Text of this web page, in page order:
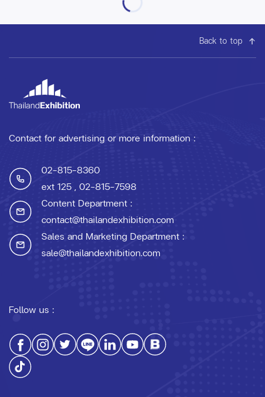
Back to top
Contact for advertising or more information :
02-815-8360
ext 125 , 02-815-7598
Content Department :
contact@thailandexhibition.com
Sales and Marketing Department :
sale@thailandexhibition.com
Follow us :